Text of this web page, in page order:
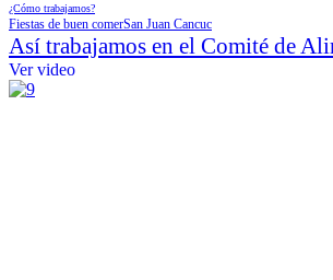
¿Cómo trabajamos?
Fiestas de buen comerSan Juan Cancuc
Así trabajamos en el Comité de
Ver video